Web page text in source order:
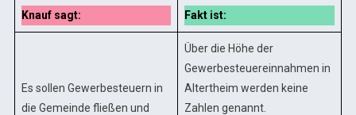
Knauf sagt: Fakt ist:
Es sollen Gewerbesteuern in
die Gemeinde fließen und
Über die Höhe der
Gewerbesteuereinnahmen in
Altertheim werden keine
Zahlen genannt.